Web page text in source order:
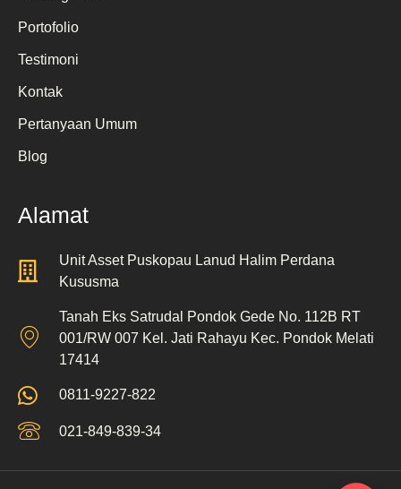
Portofolio
Testimoni
Kontak
Pertanyaan Umum
Blog
Alamat
Unit Asset Puskopau Lanud Halim Perdana
Kususma
Tanah Eks Satrudal Pondok Gede No. 112B RT
001/RW 007 Kel. Jati Rahayu Kec. Pondok Melati
17414
0811-9227-822
021-849-839-34